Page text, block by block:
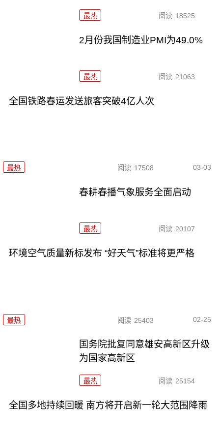
最热 阅读 18525
2月份我国制造业PMI为49.0%
最热 阅读 21063
全国铁路春运发送旅客突破4亿人次
最热 阅读 17508 03-03
春耕春播气象服务全面启动
最热 阅读 20107
环境空气质量新标发布 “好天气”标准将更严格
最热 阅读 25403 02-25
国务院批复同意雄安高新区升级
为国家高新区
最热 阅读 25154
全国多地持续回暖 南方将开启新一轮大范围降雨